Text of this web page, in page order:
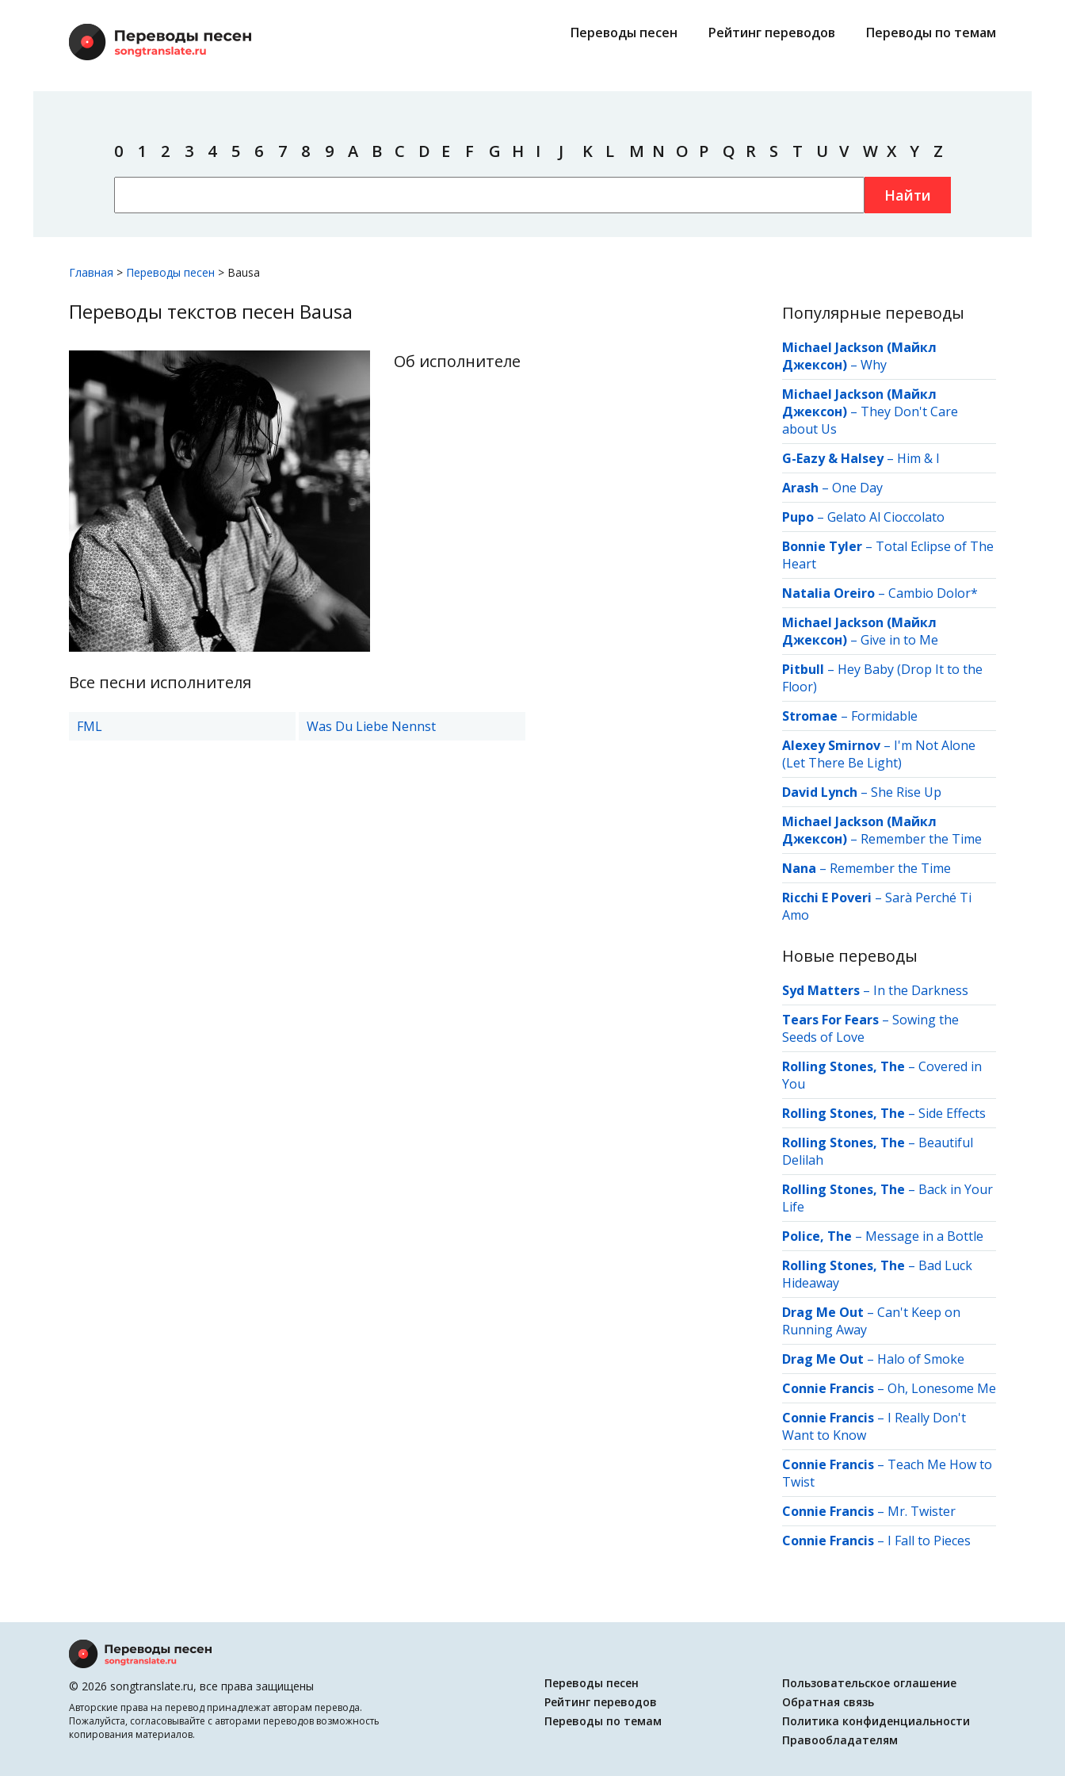
Переводы песен Рейтинг переводов Переводы по темам
0 1 2 3 4 5 6 7 8 9 A B C D E F G H I J K L M N O P Q R S T U V W X Y Z
Найти
Главная > Переводы песен > Bausa
Переводы текстов песен Bausa
Об исполнителе
Все песни исполнителя
FML Was Du Liebe Nennst
Популярные переводы
Michael Jackson (Майкл
Джексон) – Why
Michael Jackson (Майкл
Джексон) – They Don't Care
about Us
G-Eazy & Halsey– Him & I
Arash – One Day
Pupo – Gelato Al Cioccolato
Bonnie Tyler – Total Eclipse of The
Heart
Natalia Oreiro – Cambio Dolor*
Michael Jackson (Майкл
Джексон) – Give in to Me
Pitbull – Hey Baby (Drop It to the
Floor)
Stromae – Formidable
Alexey Smirnov – I'm Not Alone
(Let There Be Light)
David Lynch – She Rise Up
Michael Jackson (Майкл
Джексон) – Remember the Time
Nana – Remember the Time
Ricchi E Poveri – Sarà Perché Ti
Amo
Новые переводы
Syd Matters – In the Darkness
Tears For Fears – Sowing the
Seeds of Love
Rolling Stones, The – Covered in
You
Rolling Stones, The – Side Effects
Rolling Stones, The – Beautiful
Delilah
Rolling Stones, The – Back in Your
Life
Police, The – Message in a Bottle
Rolling Stones, The – Bad Luck
Hideaway
Drag Me Out – Can't Keep on
Running Away
Drag Me Out – Halo of Smoke
Connie Francis – Oh, Lonesome Me
Connie Francis – I Really Don't
Want to Know
Connie Francis – Teach Me How to
Twist
Connie Francis – Mr. Twister
Connie Francis – I Fall to Pieces
© 2026 songtranslate.ru, все права защищены
Авторские права на перевод принадлежат авторам перевода.
Пожалуйста, согласовывайте с авторами переводов возможность
копирования материалов.
Пользовательское оглашение
Обратная связь
Политика конфиденциальности
Правообладателям
Переводы песен
Рейтинг переводов
Переводы по темам